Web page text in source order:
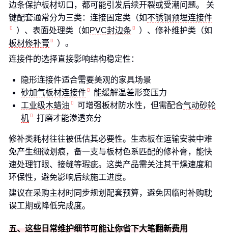
边条保护板材切口，都可能引发后续开裂或受潮问题。 关
键配套通常分为三类：连接固定类（如不锈钢预埋连接件
）、表面处理类（如 PVC封边条
）、修补维护类（如
板材修补膏
）。
连接件的选择直接影响结构稳定性：
隐形连接件适合需要美观的家具场景
砂加气板材连接件
能缓解温差形变压力
工业级木蜡油
可增强板材防水性，但需配合气动砂轮
机
打磨才能渗透充分
修补类耗材往往被低估其必要性。生态板在运输安装中难
免产生细微划痕，备一支与板材色系匹配的修补膏，能快
速处理钉眼、接缝等瑕疵。这类产品需关注其干燥速度和
环保性，避免影响后续施工进度。
建议在采购主材时同步规划配套预算，避免因临时补购耽
误工期或降低完成度。
五、这些日常维护细节可能让你省下大笔翻新费用